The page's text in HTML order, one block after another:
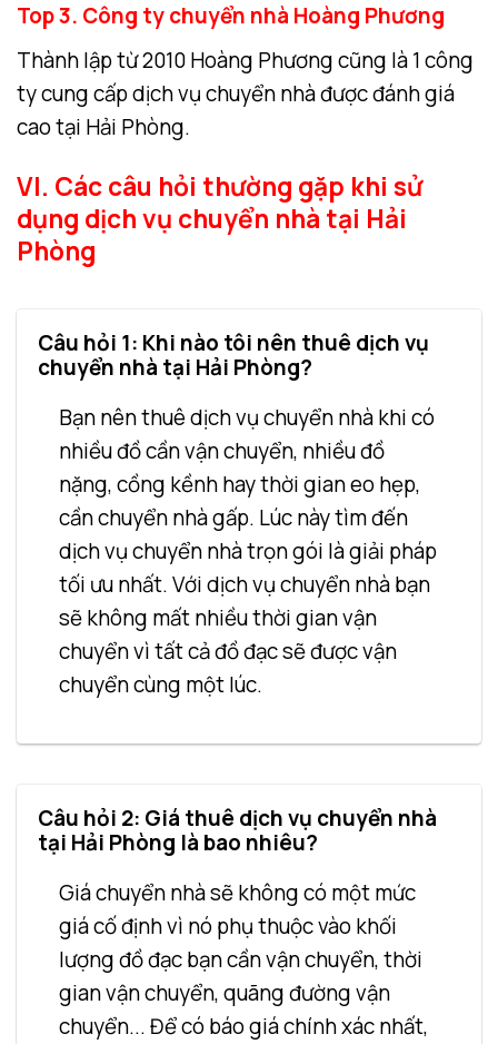
Top 3. Công ty chuyển nhà Hoàng Phương
Thành lập từ 2010 Hoàng Phương cũng là 1 công
ty cung cấp dịch vụ chuyển nhà được đánh giá
cao tại Hải Phòng.
VI. Các câu hỏi thường gặp khi sử
dụng dịch vụ chuyển nhà tại Hải
Phòng
Câu hỏi 1: Khi nào tôi nên thuê dịch vụ
chuyển nhà tại Hải Phòng?
Bạn nên thuê dịch vụ chuyển nhà khi có
nhiều đồ cần vận chuyển, nhiều đồ
nặng, cồng kềnh hay thời gian eo hẹp,
cần chuyển nhà gấp. Lúc này tìm đến
dịch vụ chuyển nhà trọn gói là giải pháp
tối ưu nhất. Với dịch vụ chuyển nhà bạn
sẽ không mất nhiều thời gian vận
chuyển vì tất cả đồ đạc sẽ được vận
chuyển cùng một lúc.
Câu hỏi 2: Giá thuê dịch vụ chuyển nhà
tại Hải Phòng là bao nhiêu?
Giá chuyển nhà sẽ không có một mức
giá cố định vì nó phụ thuộc vào khối
lượng đồ đạc bạn cần vận chuyển, thời
gian vận chuyển, quãng đường vận
chuyển... Để có báo giá chính xác nhất,